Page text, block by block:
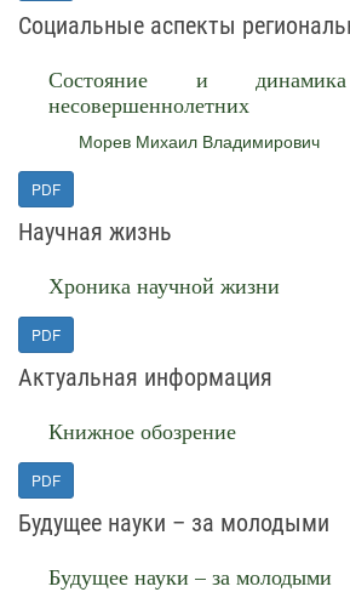
Социальные аспекты
Состояние и динамика
несовершеннолетних
Морев Михаил Владимирович
PDF
Научная жизнь
Хроника научной жизни
PDF
Актуальная информация
Книжное обозрение
PDF
Будущее науки – за молодыми
Будущее науки – за молодыми